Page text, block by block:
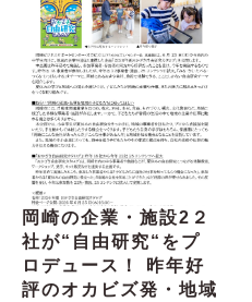
岡崎の企業・施設2２
社が“自由研究“をプ
ロデュース！ 昨年好
評のオカビズ発・地域